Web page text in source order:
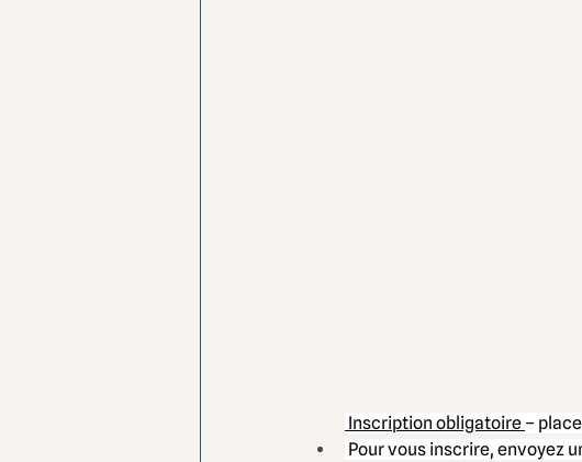
Inscription obligatoire –
Pour vous inscrire, envoyez